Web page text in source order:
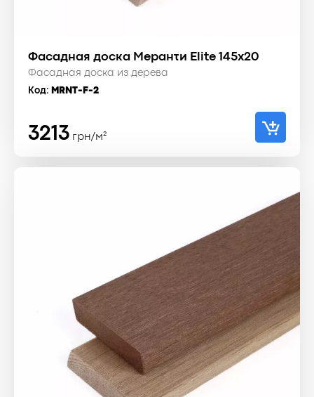
Фасадная доска Меранти Elite 145x20
Фасадная доска из дерева
Код: MRNT-F-2
3213 грн/м²